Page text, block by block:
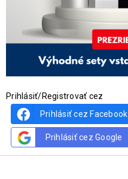
Prihlásiť/Registrovať cez
Prihlásiť cez Facebook
Prihlásiť cez Google